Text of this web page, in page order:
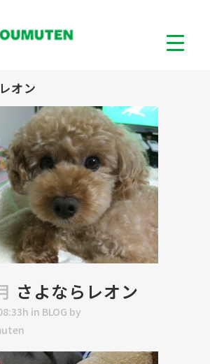
オン
さよならレオン
in BLOG by